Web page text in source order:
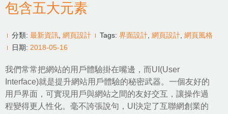
包含五大元素
分類: 最新資訊 網頁設計 Tags: 界面設計 網頁設計 網頁風格
日期: 2018-05-16
我們常常把網站的用戶體驗掛在嘴邊，而UI(User
Interface)就是提升網站用戶體驗的秘密武器。一個友好的
用戶界面，可實現用戶與網站之間的友好交互，讓操作過
程變得更人性化。毫不誇張說句，UI決定了互聯網創業的